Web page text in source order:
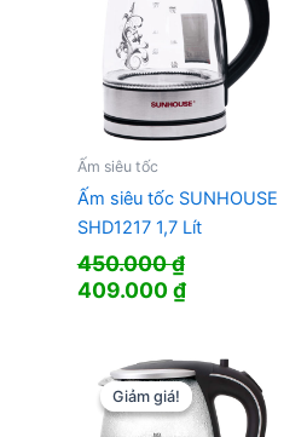
Ấm siêu tốc
Ấm siêu tốc SUNHOUSE
SHD1217 1,7 Lít
450.000₫
Giá
450.000 ₫.
409.000₫Giá
là:
409.000 ₫.
Giảm giá!
Giảm giá!